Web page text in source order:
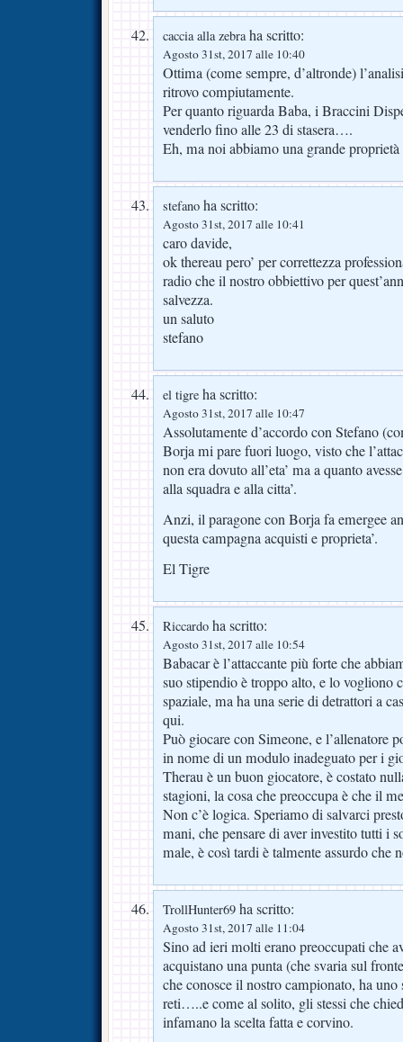
caccia alla zebraha scritto:
Agosto 31st, 2017 alle 10:40
Ottima (come sempre, d’altronde)
ritrovo compiutamente.
Per quanto riguarda Baba, i Braccini
venderlo fino alle 23 di stasera….
Eh, ma noi abbiamo una grande
stefano ha scritto:
Agosto 31st, 2017 alle 10:41
caro davide,
ok thereau pero’ per correttezza
radio che il nostro obbiettivo per
salvezza.
un saluto
stefano
el tigre ha scritto:
Agosto 31st, 2017 alle 10:47
Assolutamente d’accordo con Stefano
Borja mi pare fuori luogo, visto che
non era dovuto all’eta’ ma a quanto
alla squadra e alla citta’.
Anzi, il paragone con Borja fa emergee
questa campagna acquisti e proprieta’.
El Tigre
Riccardo ha scritto:
Agosto 31st, 2017 alle 10:54
Babacar è l’attaccante più forte che
suo stipendio è troppo alto, e lo vogliono
spaziale, ma ha una serie di detrattori a
qui.
Può giocare con Simeone, e l’allenatore
in nome di un modulo inadeguato per i
Therau è un buon giocatore, è costato
stagioni, la cosa che preoccupa è che il
Non c’è logica. Speriamo di salvarci
mani, che pensare di aver investito tutti i
male, è così tardi è talmente assurdo che
TrollHunter69 ha scritto:
Agosto 31st, 2017 alle 11:04
Sino ad ieri molti erano preoccupati che
acquistano una punta (che svaria sul
che conosce il nostro campionato, ha
reti…..e come al solito, gli stessi che
infamano la scelta fatta e corvino.